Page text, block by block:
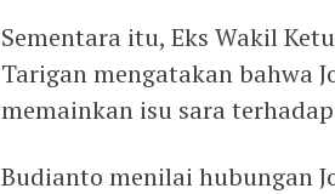
Sementara itu, Eks Wakil
Tarigan mengatakan bahwa
memainkan isu sara
Budianto menilai hubungan